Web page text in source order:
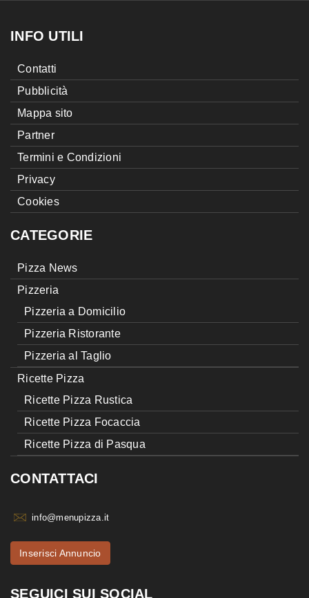
INFO UTILI
Contatti
Pubblicità
Mappa sito
Partner
Termini e Condizioni
Privacy
Cookies
CATEGORIE
Pizza News
Pizzeria
Pizzeria a Domicilio
Pizzeria Ristorante
Pizzeria al Taglio
Ricette Pizza
Ricette Pizza Rustica
Ricette Pizza Focaccia
Ricette Pizza di Pasqua
CONTATTACI
info@menupizza.it
Inserisci Annuncio
SEGUICI SUI SOCIAL